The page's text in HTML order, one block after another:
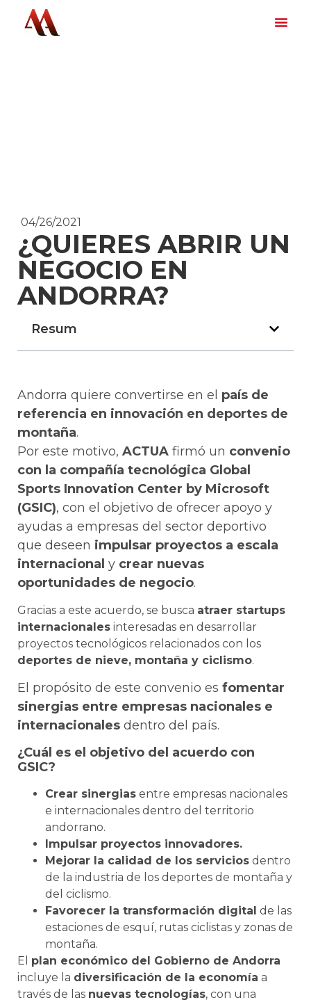
04/26/2021
¿QUIERES ABRIR UN
NEGOCIO EN
ANDORRA?
Resum
Andorra quiere convertirse en el país de
referencia en innovación en deportes de
montaña.
Por este motivo, ACTUA firmó un convenio
con la compañía tecnológica Global
Sports Innovation Center by Microsoft
(GSIC), con el objetivo de ofrecer apoyo y
ayudas a empresas del sector deportivo
que deseen impulsar proyectos a escala
internacional y crear nuevas
oportunidades de negocio.
Gracias a este acuerdo, se busca atraer startups
internacionales interesadas en desarrollar
proyectos tecnológicos relacionados con los
deportes de nieve, montaña y ciclismo.
El propósito de este convenio es fomentar
sinergias entre empresas nacionales e
internacionales dentro del país.
¿Cuál es el objetivo del acuerdo con
GSIC?
Crear sinergias entre empresas nacionales
e internacionales dentro del territorio
andorrano.
Impulsar proyectos innovadores.
Mejorar la calidad de los servicios dentro
de la industria de los deportes de montaña y
del ciclismo.
Favorecer la transformación digital de las
estaciones de esquí, rutas ciclistas y zonas de
montaña.
El plan económico del Gobierno de Andorra
incluye la diversificación de la economía a
través de las nuevas tecnologías, con una